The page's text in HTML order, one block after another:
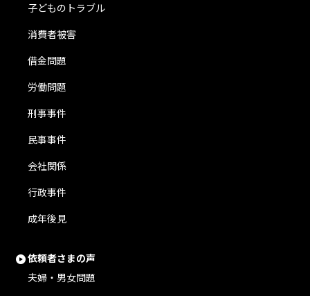
子どものトラブル
消費者被害
借金問題
労働問題
刑事事件
民事事件
会社関係
行政事件
成年後見
依頼者さまの声
夫婦・男女問題